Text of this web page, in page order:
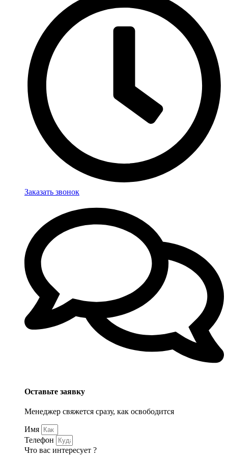
Заказать звонок
Оставьте заявку
Менеджер свяжется сразу, как освободится
Имя
Телефон
Что вас интересует ?